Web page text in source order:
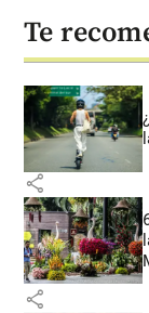
Te
share
share